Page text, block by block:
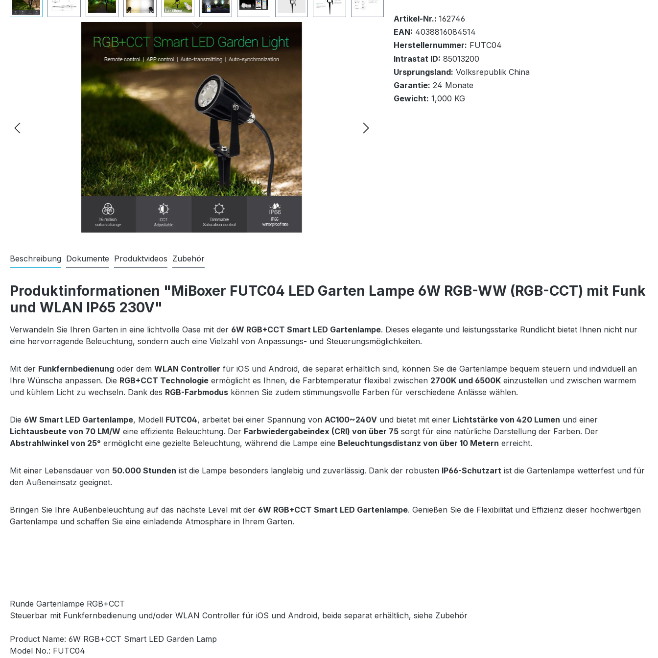
Bestand:38x
Sofort verfügbar, Lieferzeit: 1-2 Tage
In den Warenkorb
Artikel-Nr.: 162746
EAN: 4038816084514
Herstellernummer: FUTC04
Intrastat ID: 85013200
Ursprungsland: Volksrepublik China
Garantie: 24 Monate
Gewicht: 1,000 KG
Beschreibung Dokumente Produktvideos Zubehör
Produktinformationen "MiBoxer FUTC04 LED Garten Lampe 6W RGB-WW (RGB-CCT) mit Funk
und WLAN IP65 230V"
Verwandeln Sie Ihren Garten in eine lichtvolle Oase mit der 6W RGB+CCT Smart LED Gartenlampe. Dieses elegante und leistungsstarke Rundlicht bietet Ihnen nicht nur
eine hervorragende Beleuchtung, sondern auch eine Vielzahl von Anpassungs- und Steuerungsmöglichkeiten.
Mit der Funkfernbedienung oder dem WLAN Controller für iOS und Android, die separat erhältlich sind, können Sie die Gartenlampe bequem steuern und individuell an
Ihre Wünsche anpassen. Die RGB+CCT Technologie ermöglicht es Ihnen, die Farbtemperatur flexibel zwischen 2700K und 6500K einzustellen und zwischen warmem
und kühlem Licht zu wechseln. Dank des RGB-Farbmodus können Sie zudem stimmungsvolle Farben für verschiedene Anlässe wählen.
Die 6W Smart LED Gartenlampe, Modell FUTC04, arbeitet bei einer Spannung von AC100~240V und bietet mit einer Lichtstärke von 420 Lumen und einer
Lichtausbeute von 70 LM/W eine effiziente Beleuchtung. Der Farbwiedergabeindex (CRI) von über 75 sorgt für eine natürliche Darstellung der Farben. Der
Abstrahlwinkel von 25° ermöglicht eine gezielte Beleuchtung, während die Lampe eine Beleuchtungsdistanz von über 10 Metern erreicht.
Mit einer Lebensdauer von 50.000 Stunden ist die Lampe besonders langlebig und zuverlässig. Dank der robusten IP66-Schutzart ist die Gartenlampe wetterfest und für
den Außeneinsatz geeignet.
Bringen Sie Ihre Außenbeleuchtung auf das nächste Level mit der 6W RGB+CCT Smart LED Gartenlampe. Genießen Sie die Flexibilität und Effizienz dieser hochwertigen
Gartenlampe und schaffen Sie eine einladende Atmosphäre in Ihrem Garten.
Runde Gartenlampe RGB+CCT
Steuerbar mit Funkfernbedienung und/oder WLAN Controller für iOS und Android, beide separat erhältlich, siehe Zubehör
Product Name: 6W RGB+CCT Smart LED Garden Lamp
Model No.: FUTC04